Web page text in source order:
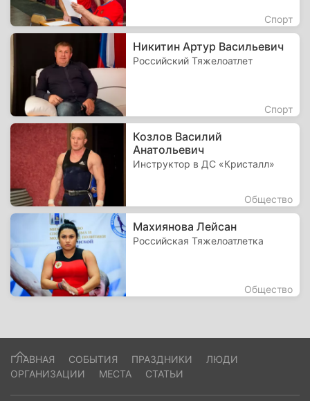
Спорт
Никитин Артур Васильевич
Российский Тяжелоатлет
Спорт
Козлов Василий
Анатольевич
Инструктор в ДС «Кристалл»
Общество
Махиянова Лейсан
Российская Тяжелоатлетка
Общество
ГЛАВНАЯ СОБЫТИЯ ПРАЗДНИКИ
ЛЮДИ
ОРГАНИЗАЦИИ
МЕСТА СТАТЬИ